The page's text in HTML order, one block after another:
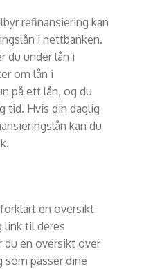
refinansiering kan
i nettbanken.
du under lån i
om lån i
på ett lån, og du
tid. Hvis din daglig
kan du
en oversikt
link til deres
du en oversikt over
som passer dine